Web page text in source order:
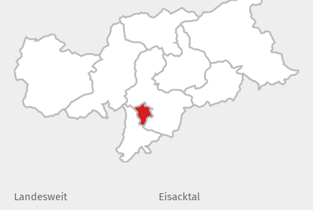
Landesweit
Eisacktal